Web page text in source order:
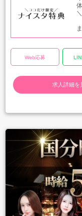
Web応募
求人詳細を